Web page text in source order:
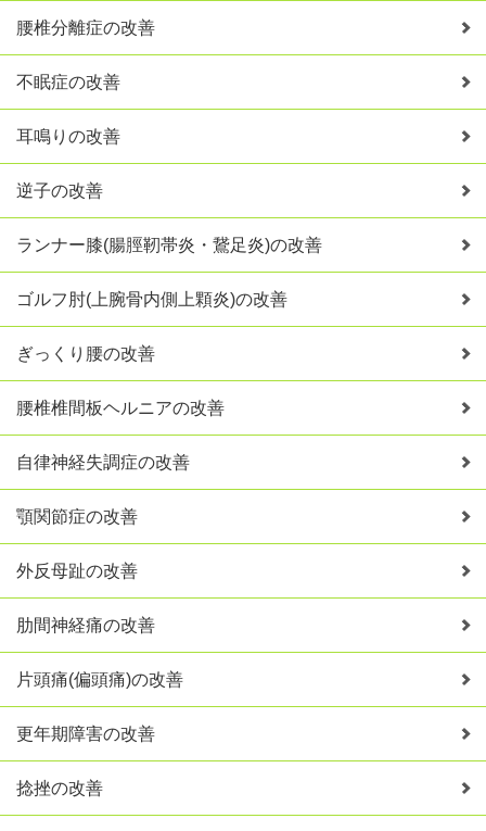
腰椎分離症の改善
不眠症の改善
耳鳴りの改善
逆子の改善
ランナー膝(腸脛靭帯炎・鵞足炎)の改善
ゴルフ肘(上腕骨内側上顆炎)の改善
ぎっくり腰の改善
腰椎椎間板ヘルニアの改善
自律神経失調症の改善
顎関節症の改善
外反母趾の改善
肋間神経痛の改善
片頭痛(偏頭痛)の改善
更年期障害の改善
捻挫の改善